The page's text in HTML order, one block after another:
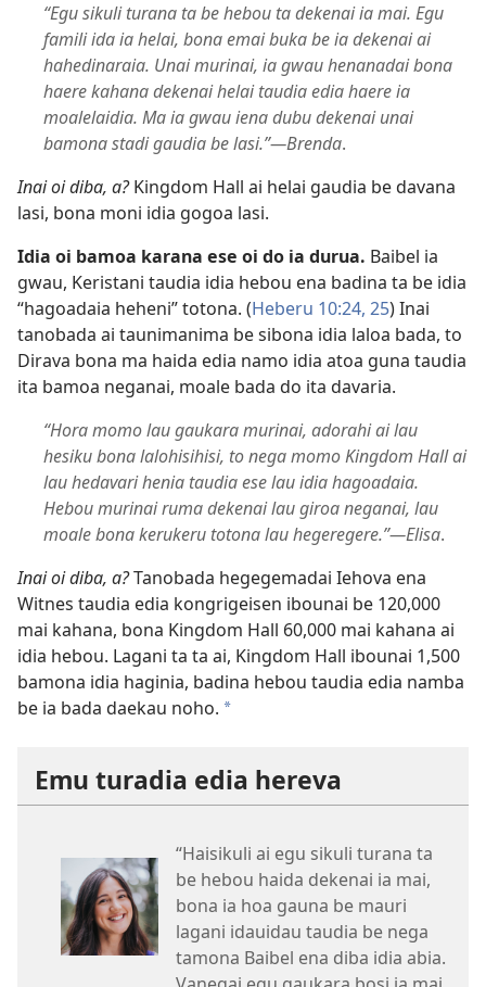
“Egu sikuli turana ta be hebou ta dekenai ia mai. Egu
famili ida ia helai, bona emai buka be ia dekenai ai
hahedinaraia. Unai murinai, ia gwau henanadai bona
haere kahana dekenai helai taudia edia haere ia
moalelaidia. Ma ia gwau iena dubu dekenai unai
bamona stadi gaudia be lasi.”​—Brenda.
Inai oi diba, a?Kingdom Hall ai helai gaudia be davana
lasi, bona moni idia gogoa lasi.
Idia oi bamoa karana ese oi do ia durua. Baibel ia
gwau, Keristani taudia idia hebou ena badina ta be idia
“hagoadaia heheni” totona. (Heberu 10:24, 25) Inai
tanobada ai taunimanima be sibona idia laloa bada, to
Dirava bona ma haida edia namo idia atoa guna taudia
ita bamoa neganai, moale bada do ita davaria.
“Hora momo lau gaukara murinai, adorahi ai lau
hesiku bona lalohisihisi, to nega momo Kingdom Hall ai
lau hedavari henia taudia ese lau idia hagoadaia.
Hebou murinai ruma dekenai lau giroa neganai, lau
moale bona kerukeru totona lau hegeregere.”—Elisa.
Inai oi diba, a?Tanobada hegegemadai Iehova ena
Witnes taudia edia kongrigeisen ibounai be 120,000
mai kahana, bona Kingdom Hall 60,000 mai kahana ai
idia hebou. Lagani ta ta ai, Kingdom Hall ibounai 1,500
bamona idia haginia, badina hebou taudia edia namba
be ia bada daekau noho. a
Emu turadia edia hereva
“Haisikuli ai egu sikuli turana ta
be hebou haida dekenai ia mai,
bona ia hoa gauna be mauri
lagani idauidau taudia be nega
tamona Baibel ena diba idia abia.